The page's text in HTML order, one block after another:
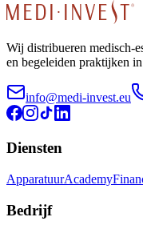
Wij distribueren medisch-
en begeleiden praktijken
info@medi-invest.eu
Diensten
ApparatuurAcademy
Bedrijf